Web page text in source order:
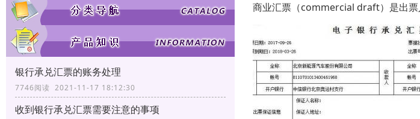
银行承兑汇票的账务处理
7746阅读 2021-11-17 18:12:30
收到银行承兑汇票需要注意的事项
商业汇票（commercial draft）是出票